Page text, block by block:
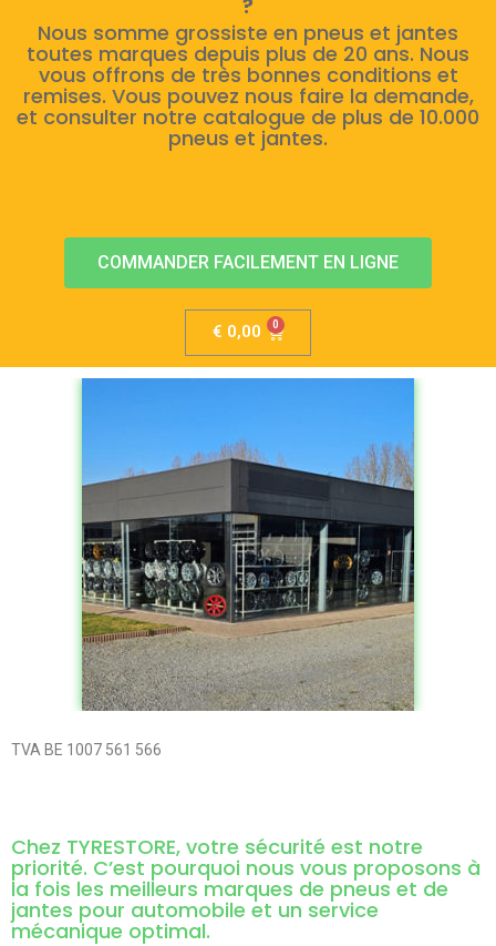
?
Nous somme grossiste en pneus et jantes
toutes marques depuis plus de 20 ans. Nous
vous offrons de très bonnes conditions et
remises. Vous pouvez nous faire la demande,
et consulter notre catalogue de plus de 10.000
pneus et jantes.
COMMANDER FACILEMENT EN LIGNE
€ 0,00
TVA BE 1007 561 566
Chez TYRESTORE, votre sécurité est notre
priorité. C’est pourquoi nous vous proposons à
la fois les meilleurs marques de pneus et de
jantes pour automobile et un service
mécanique optimal.